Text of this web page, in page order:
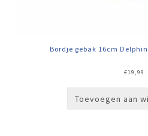
Bordje gebak 16cm
€19,99
Toevoegen aan